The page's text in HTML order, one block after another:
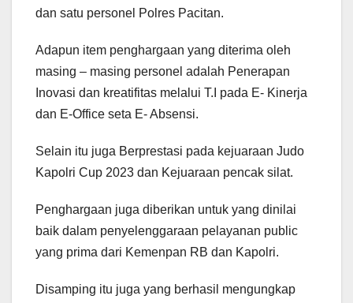
dan satu personel Polres Pacitan.
Adapun item penghargaan yang diterima oleh
masing – masing personel adalah Penerapan
Inovasi dan kreatifitas melalui T.I pada E- Kinerja
dan E-Office seta E- Absensi.
Selain itu juga Berprestasi pada kejuaraan Judo
Kapolri Cup 2023 dan Kejuaraan pencak silat.
Penghargaan juga diberikan untuk yang dinilai
baik dalam penyelenggaraan pelayanan public
yang prima dari Kemenpan RB dan Kapolri.
Disamping itu juga yang berhasil mengungkap